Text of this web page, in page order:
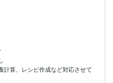
計算、レシピ作成など対応させて